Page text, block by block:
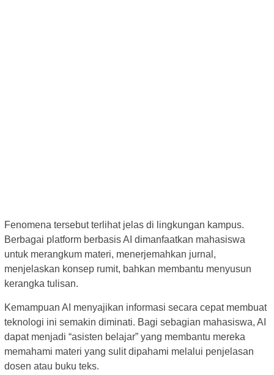
Fenomena tersebut terlihat jelas di lingkungan kampus.
Berbagai platform berbasis AI dimanfaatkan mahasiswa
untuk merangkum materi, menerjemahkan jurnal,
menjelaskan konsep rumit, bahkan membantu menyusun
kerangka tulisan.
Kemampuan AI menyajikan informasi secara cepat membuat
teknologi ini semakin diminati. Bagi sebagian mahasiswa, AI
dapat menjadi “asisten belajar” yang membantu mereka
memahami materi yang sulit dipahami melalui penjelasan
dosen atau buku teks.